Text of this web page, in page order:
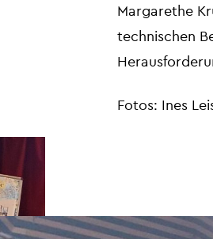
Margarethe
technischen
Fotos: Ines